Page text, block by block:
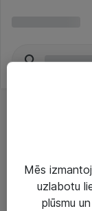
Risinājumi
Mēs
uzlabotu
plūsmu